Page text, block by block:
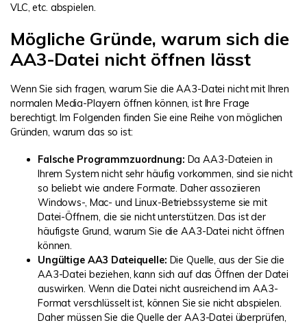
VLC, etc. abspielen.
Mögliche Gründe, warum sich die
AA3-Datei nicht öffnen lässt
Wenn Sie sich fragen, warum Sie die AA3-Datei nicht mit Ihren
normalen Media-Playern öffnen können, ist Ihre Frage
berechtigt. Im Folgenden finden Sie eine Reihe von möglichen
Gründen, warum das so ist:
Falsche Programmzuordnung: Da AA3-Dateien in
Ihrem System nicht sehr häufig vorkommen, sind sie nicht
so beliebt wie andere Formate. Daher assoziieren
Windows-, Mac- und Linux-Betriebssysteme sie mit
Datei-Öffnern, die sie nicht unterstützen. Das ist der
häufigste Grund, warum Sie die AA3-Datei nicht öffnen
können.
Ungültige AA3 Dateiquelle: Die Quelle, aus der Sie die
AA3-Datei beziehen, kann sich auf das Öffnen der Datei
auswirken. Wenn die Datei nicht ausreichend im AA3-
Format verschlüsselt ist, können Sie sie nicht abspielen.
Daher müssen Sie die Quelle der AA3-Datei überprüfen,